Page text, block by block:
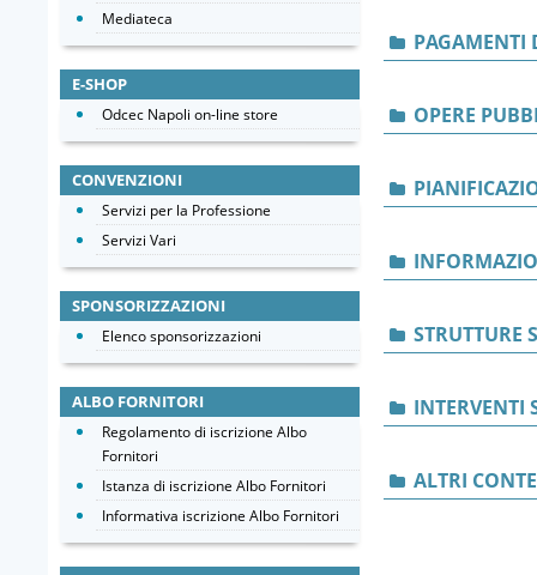
PAGAMENTI
OPERE
STRUTTURE
INTERVENTI
ALTRI
Mediateca
E-SHOP
Odcec Napoli on-line store
CONVENZIONI
Servizi per la Professione
Servizi Vari
SPONSORIZZAZIONI
Elenco sponsorizzazioni
ALBO FORNITORI
Regolamento di iscrizione Albo
Fornitori
Istanza di iscrizione Albo Fornitori
Informativa iscrizione Albo Fornitori